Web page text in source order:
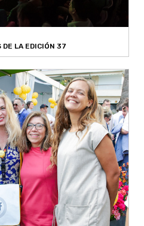
DE LA EDICIÓN 37